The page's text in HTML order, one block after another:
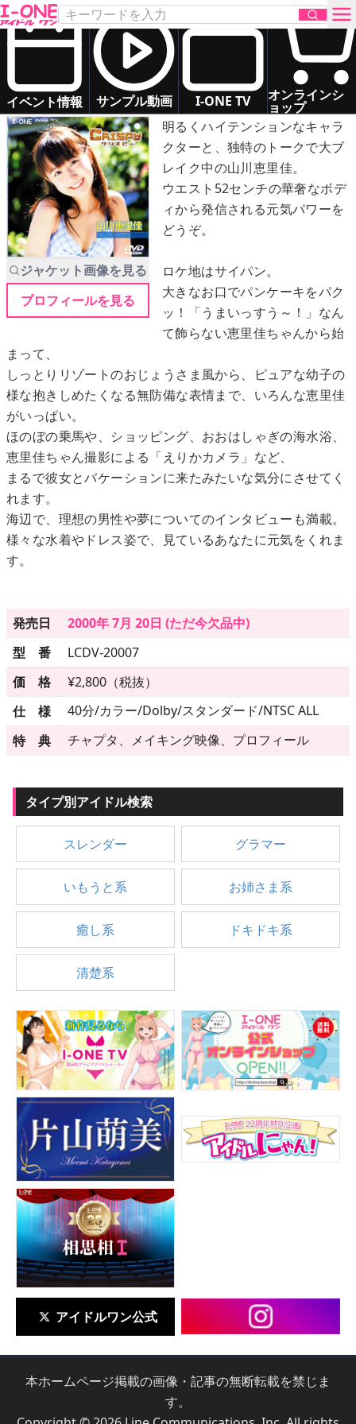
イベント情報 サンプル動画 I-ONE TV オンラインシ
ョップ
お問い合わせ
TOP
DVD
Blu-ray
サンプル動画
イベント情報
アイドル一覧
▶発売中
▶新作
▶次回作
▶
ご利用ガイド
▶ 更新情報
▶個人情報保護について
▶よくあるご質問
▶会社概要
▶お問い合わせフォーム
山川 恵里佳
DVD
香ばし娘ERIKAとバケーション！
ジャケット画像を見る
プロフィールを見る
明るくハイテンションなキャラ
クターと、独特のトークで大ブ
レイク中の山川恵里佳。
ウエスト52センチの華奢なボデ
ィから発信される元気パワーを
どうぞ。
ロケ地はサイパン。
大きなお口でパンケーキをパク
ッ！「うまいっすう～！」なん
て飾らない恵里佳ちゃんから始
まって、
しっとりリゾートのおじょうさま風から、ピュアな幼子の
様な抱きしめたくなる無防備な表情まで、いろんな恵里佳
がいっぱい。
ほのぼの乗馬や、ショッピング、おおはしゃぎの海水浴、
恵里佳ちゃん撮影による「えりかカメラ」など、
まるで彼女とバケーションに来たみたいな気分にさせてく
れます。
海辺で、理想の男性や夢についてのインタビューも満載。
様々な水着やドレス姿で、見ているあなたに元気をくれま
す。
発売日
2000年 7月 20日 (ただ今欠品中)
型 番
LCDV-20007
価 格
¥2,800（税抜）
仕 様
40分/カラー/Dolby/スタンダード/NTSC ALL
特 典
チャプタ、メイキング映像、プロフィール
タイプ別アイドル検索
スレンダー グラマー
いもうと系 お姉さま系
癒し系 ドキドキ系
清楚系
アイドルワン公式
本ホームページ掲載の画像・記事の無断転載を禁じま
す。